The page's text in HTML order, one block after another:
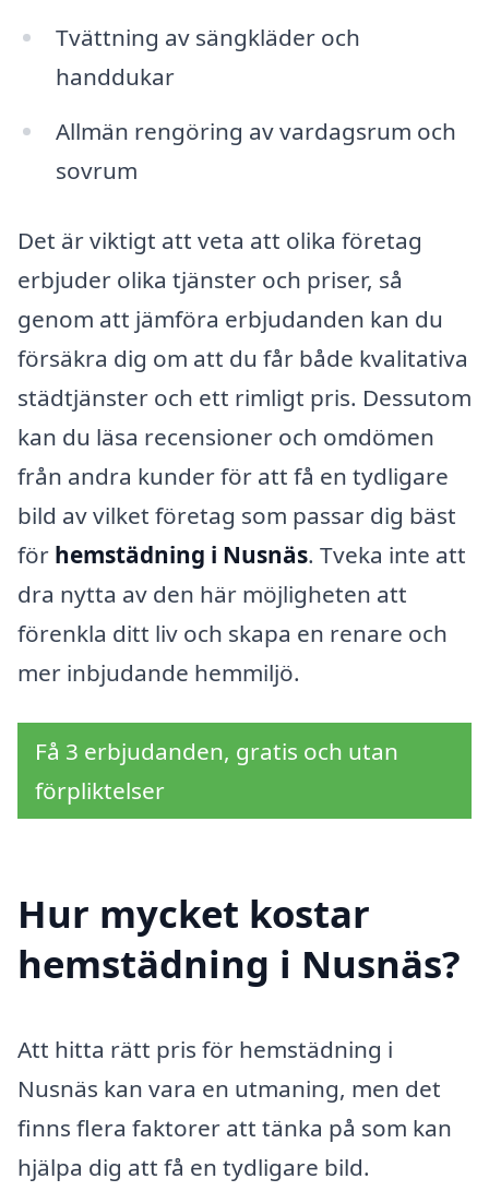
Tvättning av sängkläder och
handdukar
Allmän rengöring av vardagsrum och
sovrum
Det är viktigt att veta att olika företag
erbjuder olika tjänster och priser, så
genom att jämföra erbjudanden kan du
försäkra dig om att du får både kvalitativa
städtjänster och ett rimligt pris. Dessutom
kan du läsa recensioner och omdömen
från andra kunder för att få en tydligare
bild av vilket företag som passar dig bäst
för hemstädning i Nusnäs. Tveka inte att
dra nytta av den här möjligheten att
förenkla ditt liv och skapa en renare och
mer inbjudande hemmiljö.
Få 3 erbjudanden, gratis och utan
förpliktelser
Hur mycket kostar
hemstädning i Nusnäs?
Att hitta rätt pris för hemstädning i
Nusnäs kan vara en utmaning, men det
finns flera faktorer att tänka på som kan
hjälpa dig att få en tydligare bild.